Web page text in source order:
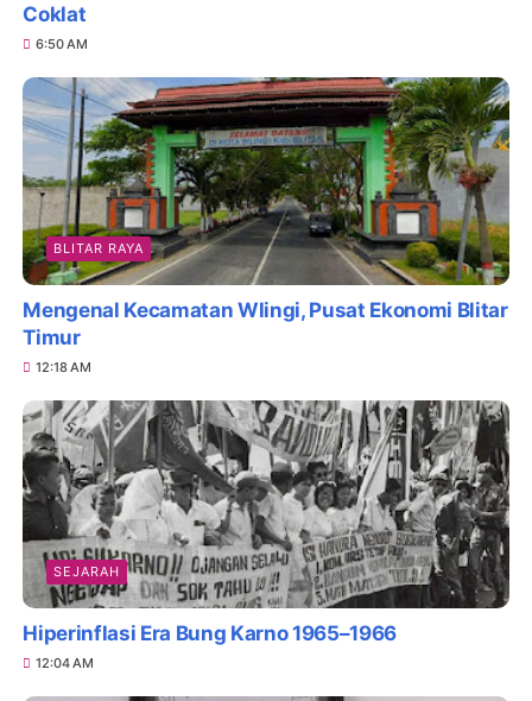
Coklat
6:50 AM
BLITAR RAYA
Mengenal Kecamatan Wlingi, Pusat Ekonomi Blitar
Timur
12:18 AM
SEJARAH
Hiperinflasi Era Bung Karno 1965–1966
12:04 AM